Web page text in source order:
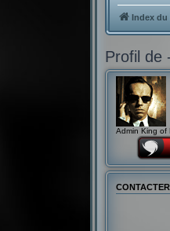
Index
Profil de
Admin King of